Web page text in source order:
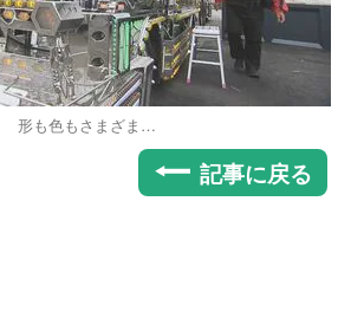
形も色もさまざま…
記事に戻る